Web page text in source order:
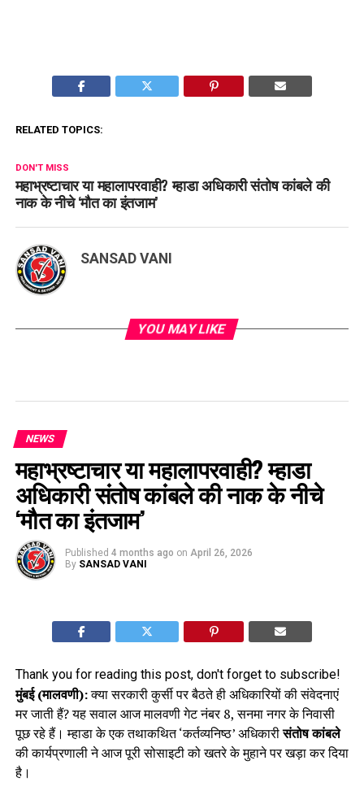
RELATED TOPICS:
DON'T MISS
महाभ्रष्टाचार या महालापरवाही? म्हाडा अधिकारी संतोष कांबले की
नाक के नीचे ‘मौत का इंतजाम’
SANSAD VANI
YOU MAY LIKE
NEWS
महाभ्रष्टाचार या महालापरवाही? म्हाडा
अधिकारी संतोष कांबले की नाक के नीचे
‘मौत का इंतजाम’
Published 4 months ago on April 26, 2026
By SANSAD VANI
Thank you for reading this post, don't forget to subscribe!
मुंबई (मालवणी):क्या सरकारी कुर्सी पर बैठते ही अधिकारियों की संवेदनाएं
मर जाती हैं? यह सवाल आज मालवणी गेट नंबर 8, सनमा नगर के निवासी
पूछ रहे हैं। म्हाडा के एक तथाकथित ‘कर्तव्यनिष्ठ’ अधिकारीसंतोष कांबले
की कार्यप्रणाली ने आज पूरी सोसाइटी को खतरे के मुहाने पर खड़ा कर दिया
है।